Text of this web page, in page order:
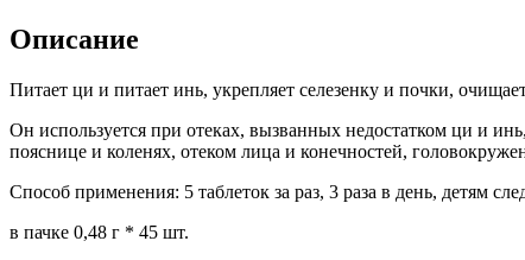
Описание
Питает ци и питает инь, укрепляет селезенку и почки,
Он используется при отеках, вызванных недостатком ци и
пояснице и коленях, отеком лица и конечностей,
Способ применения: 5 таблеток за раз, 3 раза в день, детям
в пачке 0,48 г * 45 шт.